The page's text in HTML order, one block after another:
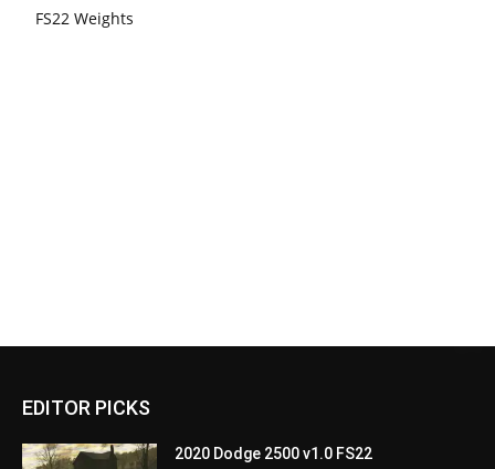
FS22 Weights
EDITOR PICKS
2020 Dodge 2500 v1.0 FS22